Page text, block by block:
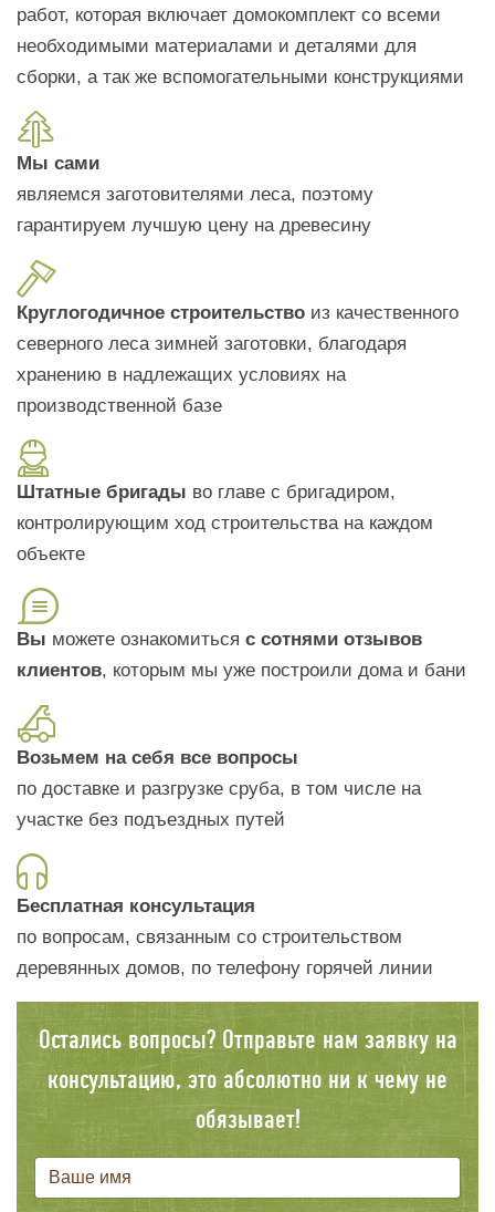
работ, которая включает домокомплект со всеми
необходимыми материалами и деталями для
сборки, а так же вспомогательными конструкциями
Мы сами
являемся заготовителями леса, поэтому
гарантируем лучшую цену на древесину
Круглогодичное строительство из качественного
северного леса зимней заготовки, благодаря
хранению в надлежащих условиях на
производственной базе
Штатные бригады во главе с бригадиром,
контролирующим ход строительства на каждом
объекте
Вы можете ознакомиться с сотнями отзывов
клиентов, которым мы уже построили дома и бани
Возьмем на себя все вопросы
по доставке и разгрузке сруба, в том числе на
участке без подъездных путей
Бесплатная консультация
по вопросам, связанным со строительством
деревянных домов, по телефону горячей линии
Остались вопросы? Отправьте нам заявку на
консультацию, это абсолютно ни к чему не
обязывает!